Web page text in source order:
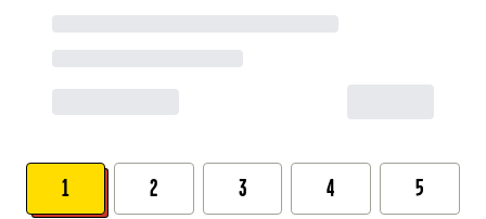
1 2 3 4 5